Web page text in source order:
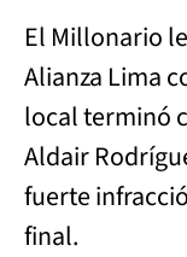
El Millonario
Alianza Lima
local terminó
Aldair
fuerte
final.